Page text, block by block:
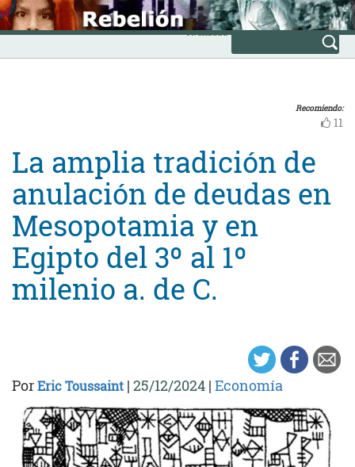
Skip
to
content
INICIO
Avanzada
Recomiendo:
11
La amplia tradición de
anulación de deudas en
Mesopotamia y en
Egipto del 3º al 1º
milenio a. de C.
PorEric Toussaint | 25/12/2024 | Economía